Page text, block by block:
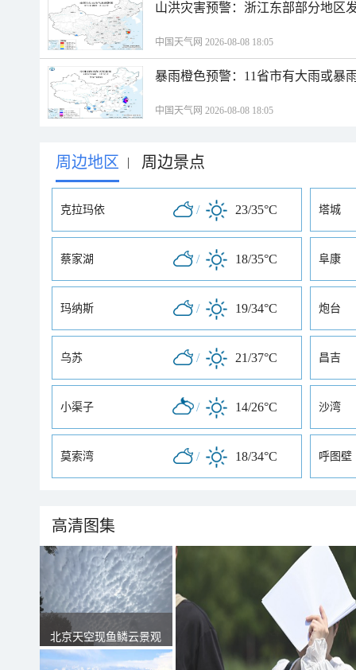
山洪灾害预警：浙江东部部分地区
中国天气网 2026-08-08 18:05
暴雨橙色预警：11省市有大雨或暴
中国天气网 2026-08-08 18:05
周边地区 | 周边景点
克拉玛依 / 23/35°C 塔城
蔡家湖 / 18/35°C 阜康
玛纳斯 / 19/34°C 炮台
乌苏 / 21/37°C 昌吉
小渠子 / 14/26°C 沙湾
莫索湾 / 18/34°C 呼图壁
高清图集
北京天空现鱼鳞云景观